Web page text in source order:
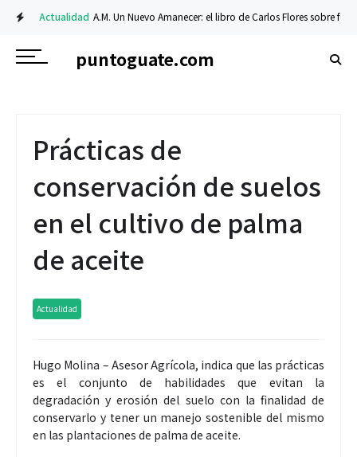
Actualidad A.M. Un Nuevo Amanecer: el libro de Carlos Flores sobre fe y
puntoguate.com
Prácticas de
conservación de suelos
en el cultivo de palma
de aceite
Actualidad
Hugo Molina – Asesor Agrícola, indica que las prácticas
es el conjunto de habilidades que evitan la
degradación y erosión del suelo con la finalidad de
conservarlo y tener un manejo sostenible del mismo
en las plantaciones de palma de aceite.